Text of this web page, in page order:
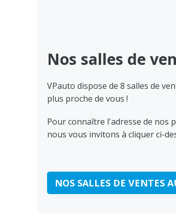
Nos salles de
VPauto dispose de 8 salles de
plus proche de vous !
Pour connaître l'adresse de nos
nous vous invitons à cliquer ci-
NOS SALLES DE VENTES